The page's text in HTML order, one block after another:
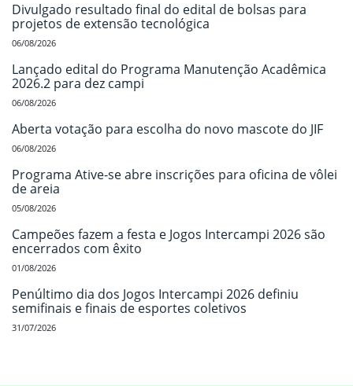
Divulgado resultado final do edital de bolsas para
projetos de extensão tecnológica
06/08/2026
Lançado edital do Programa Manutenção Acadêmica
2026.2 para dez campi
06/08/2026
Aberta votação para escolha do novo mascote do JIF
06/08/2026
Programa Ative-se abre inscrições para oficina de vôlei
de areia
05/08/2026
Campeões fazem a festa e Jogos Intercampi 2026 são
encerrados com êxito
01/08/2026
Penúltimo dia dos Jogos Intercampi 2026 definiu
semifinais e finais de esportes coletivos
31/07/2026